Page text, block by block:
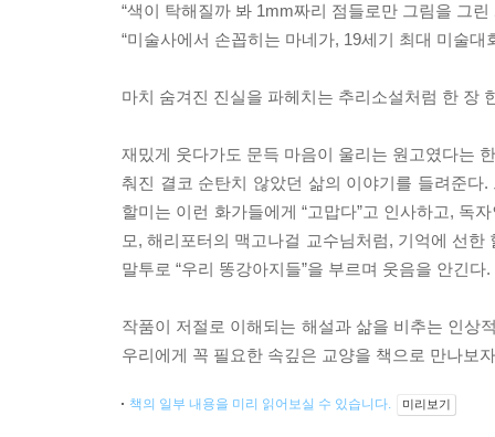
“색이 탁해질까 봐 1mm짜리 점들로만 그림을 그린
“미술사에서 손꼽히는 마네가, 19세기 최대 미술대
마치 숨겨진 진실을 파헤치는 추리소설처럼 한 장
재밌게 웃다가도 문득 마음이 울리는 원고였다는
춰진 결코 순탄치 않았던 삶의 이야기를 들려준
할미는 이런 화가들에게 “고맙다”고 인사하고, 독
모, 해리포터의 맥고나걸 교수님처럼, 기억에 선
말투로 “우리 똥강아지들”을 부르며 웃음을 안긴다.
작품이 저절로 이해되는 해설과 삶을 비추는 인상
우리에게 꼭 필요한 속깊은 교양을 책으로 만나보
책의 일부 내용을 미리 읽어보실 수 있습니다. 미리보기